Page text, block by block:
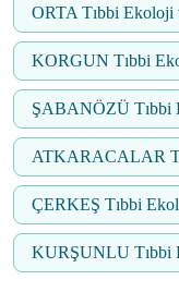
ORTA Tıbbi
KORGUN Tıbbi
ŞABANÖZÜ Tıbbi
ATKARACALAR
ÇERKEŞ Tıbbi
KURŞUNLU Tıbbi